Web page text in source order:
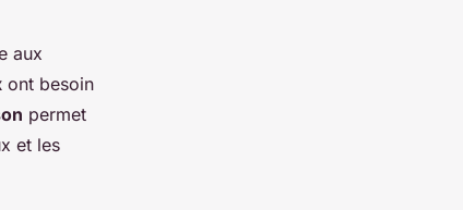
aux
ont besoin
permet
et les